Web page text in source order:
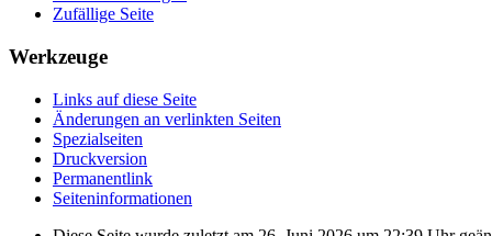
Zufällige Seite
Werkzeuge
Links auf diese Seite
Änderungen an verlinkten Seiten
Spezialseiten
Druckversion
Permanentlink
Seiten­­informationen